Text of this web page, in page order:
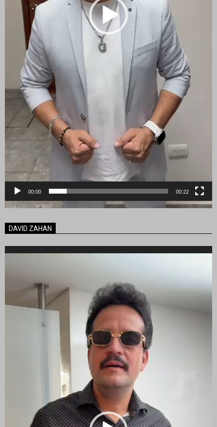
00:00 00:22
DAVID ZAHAN
Reproductor